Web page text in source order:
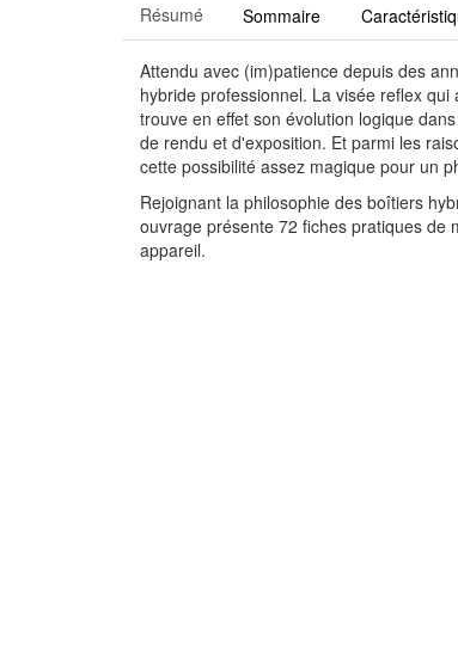
Résumé Sommaire
Attendu avec (im)patience depuis des
hybride professionnel. La visée reflex
trouve en effet son évolution logique
de rendu et d'exposition. Et parmi les
cette possibilité assez magique pour un
Rejoignant la philosophie des boîtiers
ouvrage présente 72 fiches pratiques de
appareil.